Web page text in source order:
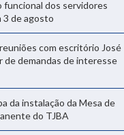
funcional dos servidores
3 de agosto
com escritório José
de demandas de interesse
da instalação da Mesa de
do TJBA